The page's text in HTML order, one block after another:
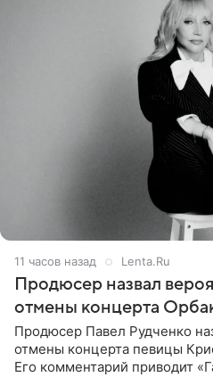
11 часов назад Lenta.Ru
Продюсер назвал
отмены концерта
Продюсер Павел Рудченко
отмены концерта певицы
Его комментарий приводит